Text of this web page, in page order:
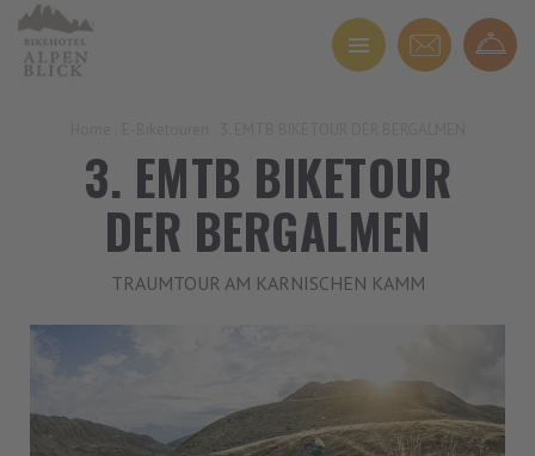
3. EMTB BIKETOUR
DER BERGALMEN
TRAUMTOUR AM KARNISCHEN KAMM